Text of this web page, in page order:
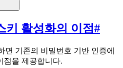
키 활성화의 이점#
면 기존의 비밀번호 기반 인증에
점을 제공합니다.